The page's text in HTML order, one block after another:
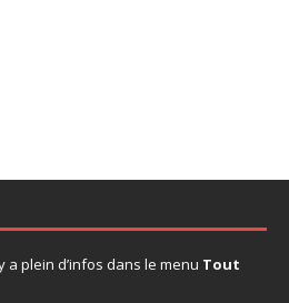
a plein d’infos dans le menu Tout